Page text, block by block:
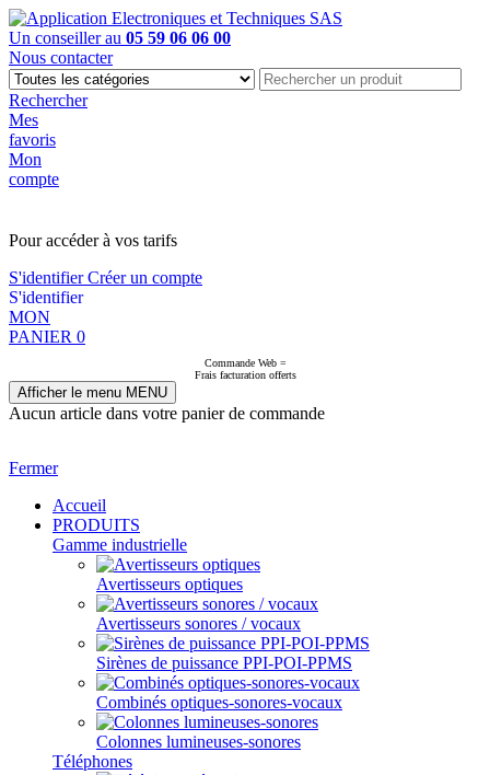
Un conseiller au 05 59 06 06 00
Nous contacter
Rechercher
Mes
favoris
Mon
compte
Pour accéder à vos tarifs
S'identifierCréer un compte
S'identifier
MON
PANIER 0
Commande Web =
Frais facturation offerts
Afficher le menu MENU
Aucun article dans votre panier de commande
Fermer
Accueil
PRODUITS
Gamme industrielle
Avertisseurs optiques
Avertisseurs sonores / vocaux
Sirènes de puissance PPI-POI-PPMS
Combinés optiques-sonores-vocaux
Colonnes lumineuses-sonores
Téléphones